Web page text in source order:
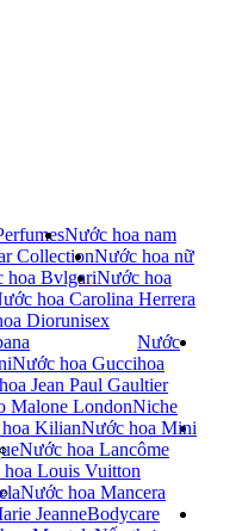
Collection
hoa Bvlgari
hoa Carolina Herrera
Dior
Nước hoa Gucci
Jean Paul Gaultier
Malone London
Kilian
Nước hoa Lancôme
Louis Vuitton
Nước hoa Mancera
Jeanne
Nước hoa nam
Nước hoa nữ
Nước hoa
unisex
Nước
hoa
Niche
Nước hoa Mini
Bodycare